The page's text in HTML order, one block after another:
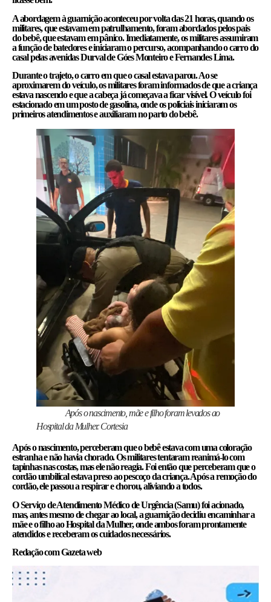
A abordagem à guarnição aconteceu por volta das 21 horas, quando os
militares, que estavam em patrulhamento, foram abordados pelos pais
do bebê, que estavam em pânico. Imediatamente, os militares assumiram
a função de batedores e iniciaram o percurso, acompanhando o carro do
casal pelas avenidas Durval de Góes Monteiro e Fernandes Lima.
Durante o trajeto, o carro em que o casal estava parou. Ao se
aproximarem do veículo, os militares foram informados de que a criança
estava nascendo e que a cabeça já começava a ficar visível. O veículo foi
estacionado em um posto de gasolina, onde os policiais iniciaram os
primeiros atendimentos e auxiliaram no parto do bebê.
Após o nascimento, mãe e filho foram levados ao
Hospital da Mulher. Cortesia
Após o nascimento, perceberam que o bebê estava com uma coloração
estranha e não havia chorado. Os militares tentaram reanimá-lo com
tapinhas nas costas, mas ele não reagia. Foi então que perceberam que o
cordão umbilical estava preso ao pescoço da criança. Após a remoção do
cordão, ele passou a respirar e chorou, aliviando a todos.
O Serviço de Atendimento Médico de Urgência (Samu) foi acionado,
mas, antes mesmo de chegar ao local, a guarnição decidiu encaminhar a
mãe e o filho ao Hospital da Mulher, onde ambos foram prontamente
atendidos e receberam os cuidados necessários.
Redação com Gazeta web